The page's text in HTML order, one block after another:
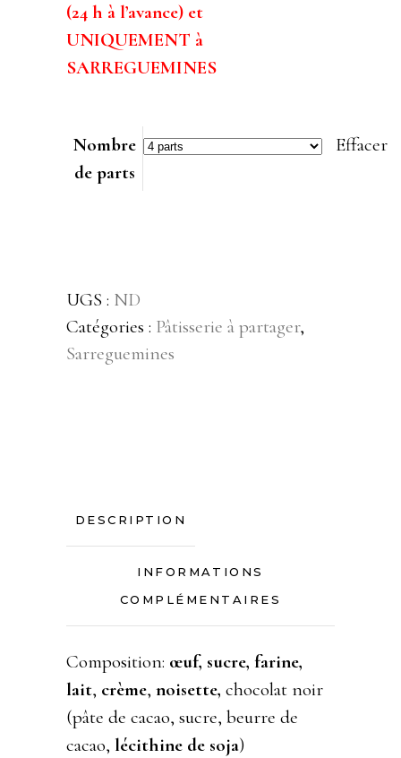
(24 h à l’avance) et
UNIQUEMENT à
SARREGUEMINES
Nombre
de parts
Effacer
UGS : ND
Catégories : Pâtisserie à partager,
Sarreguemines
DESCRIPTION
INFORMATIONS
COMPLÉMENTAIRES
Composition: œuf, sucre, farine,
lait, crème, noisette, chocolat noir
(pâte de cacao, sucre, beurre de
cacao, lécithine de soja)